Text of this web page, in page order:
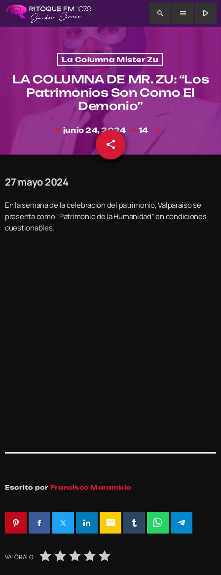
search menu play_arrow
La Columna Mister Zu
LA COLUMNA DE MR. ZU: “Los
Patrimonios Son Como El
Demonio”
today junio 24, 2024 14
share
email
27 mayo 2024
En la semana de la celebración del patrimonio, Valparaíso se
presenta como “Patrimonio de la Humanidad” en condiciones
cuestionables.
Escrito por Francisco Marambio
email
VALÓRALO